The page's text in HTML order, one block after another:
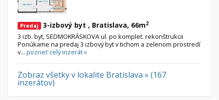
Predaj 3-izbový byt , Bratislava, 66m2
3 izb. byt, SEDMOKRÁSKOVA ul. po komplet. rekonštrukcii
Ponúkame na predaj 3 izbový byt v tichom a zelenom prostredí
v... pozrieť celý inzerát »
Zobraz všetky v lokalite Bratislava » (167
inzerátov)